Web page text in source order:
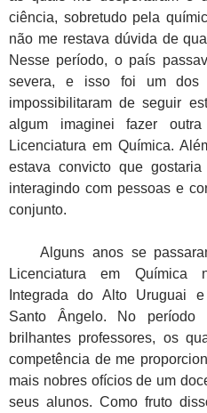
ciência, sobretudo pela
não me restava dúvida de
Nesse período, o país
severa, e isso foi um dos
impossibilitaram de seguir
algum imaginei fazer
Licenciatura em Química.
estava convicto que
interagindo com pessoas e
conjunto.
Alguns anos se
Licenciatura em Química
Integrada do Alto Uruguai
Santo Ângelo. No período
brilhantes professores, os
competência de me
mais nobres ofícios de um
seus alunos. Como fruto